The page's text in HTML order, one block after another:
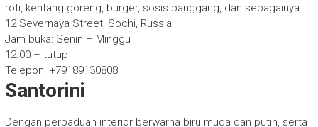
roti, kentang goreng, burger, sosis panggang, dan sebagainya.
12 Severnaya Street, Sochi, Russia
Jam buka: Senin – Minggu
12.00 – tutup
Telepon: +79189130808
Santorini
Dengan perpaduan interior berwarna biru muda dan putih, serta